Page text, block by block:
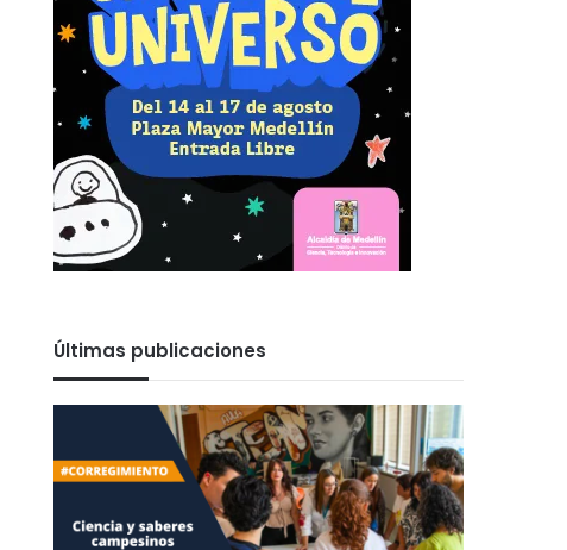
Últimas publicaciones